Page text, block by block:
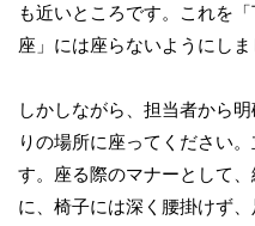
も近いところです。これを
座」には座らないようにしま
しかしながら、担当者から
りの場所に座ってください
す。座る際のマナーとして
に、椅子には深く腰掛けず